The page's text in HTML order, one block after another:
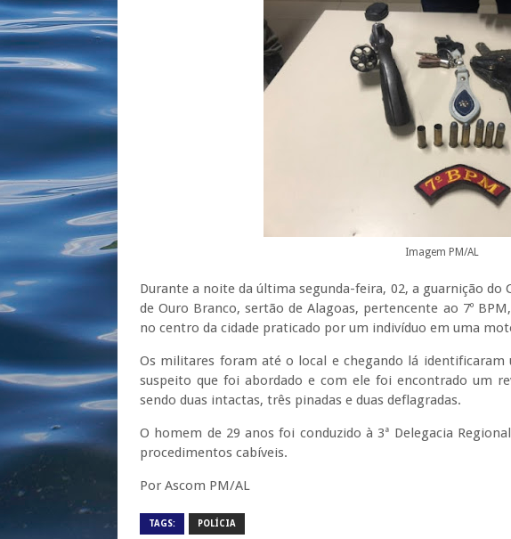
Imagem PM/AL
Durante a noite da última segunda-feira, 02, a guarnição do
de Ouro Branco, sertão de Alagoas, pertencente ao 7º
no centro da cidade praticado por um indivíduo em uma
Os militares foram até o local e chegando lá identificaram
suspeito que foi abordado e com ele foi encontrado um
sendo duas intactas, três pinadas e duas deflagradas.
O homem de 29 anos foi conduzido à 3ª Delegacia
procedimentos cabíveis.
Por Ascom PM/AL
TAGS: POLÍCIA